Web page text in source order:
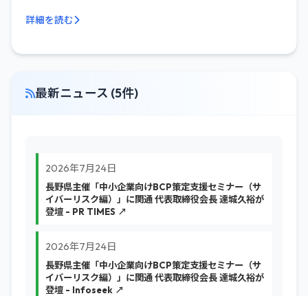
詳細を読む
最新ニュース (5件)
2026年7月24日
長野県主催「中小企業向けBCP策定支援セミナー（サ
イバーリスク編）」に関通 代表取締役会長 達城久裕が
登壇 - PR TIMES ↗
2026年7月24日
長野県主催「中小企業向けBCP策定支援セミナー（サ
イバーリスク編）」に関通 代表取締役会長 達城久裕が
登壇 - Infoseek ↗